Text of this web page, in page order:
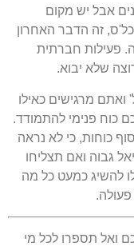
אבל יש מקום
זה הדבר האחרון
פעילות חברתית
שלא יבוא.
ואתם מרגישים כאילו
כוח פנימי להתמודד.
כוחות, כי לא נראה
גבוה ואם תצליחו
להשיג כמעט כל מה
ואל תספרו לכל מי